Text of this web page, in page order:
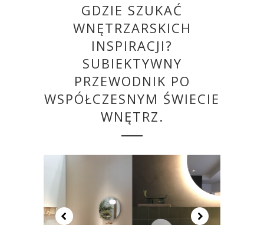
GDZIE SZUKAĆ
WNĘTRZARSKICH
INSPIRACJI?
SUBIEKTYWNY
PRZEWODNIK PO
WSPÓŁCZESNYM ŚWIECIE
WNĘTRZ.